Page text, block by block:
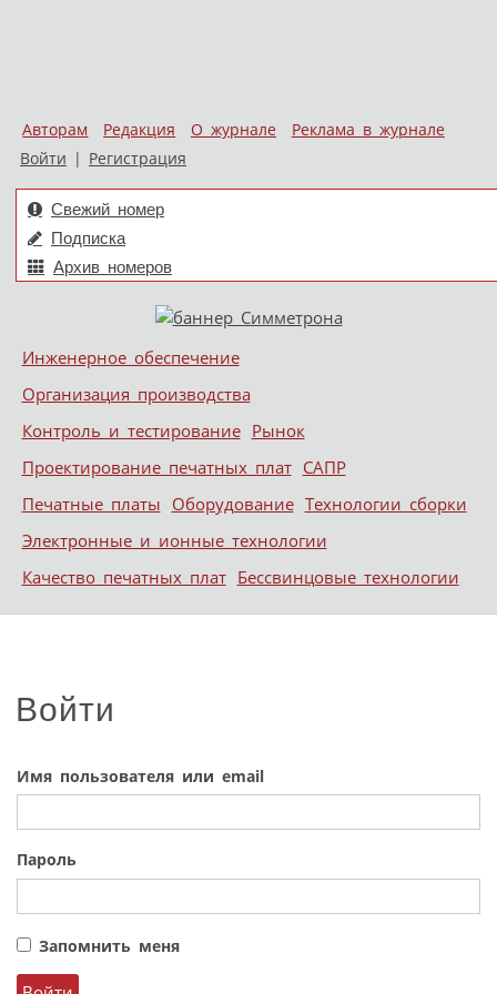
Авторам Редакция О журнале
Реклама в журнале
Войти | Регистрация
Свежий номер
Подписка
Архив номеров
Меню
Skip to content
Инженерное обеспечение
Организация производства
Контроль и тестирование Рынок
Проектирование печатных плат САПР
Печатные платы Оборудование Технологии сборки
Электронные и ионные технологии
Качество печатных плат Бессвинцовые технологии
Войти
Имя пользователя или email
Пароль
Запомнить меня